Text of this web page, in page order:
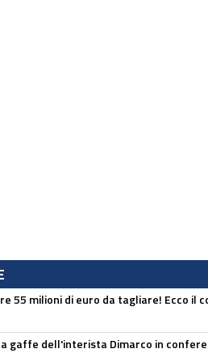
55 milioni di euro da tagliare! Ecco il
gaffe dell'interista Dimarco in